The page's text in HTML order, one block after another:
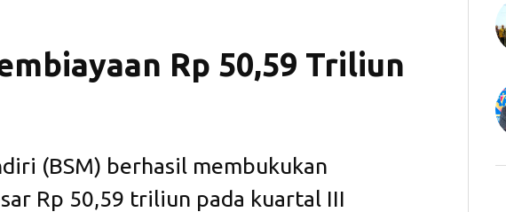
Rp 50,59 Triliun
(BSM) berhasil membukukan
Rp 50,59 triliun pada kuartal III